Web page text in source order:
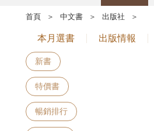
首頁 ＞ 中文書 ＞ 出版社 ＞
本月選書 出版情報
新書
特價書
暢銷排行